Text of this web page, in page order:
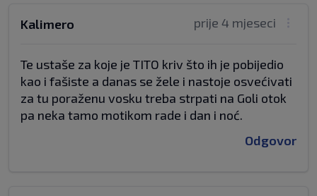
prije 4 mjeseci
Kalimero
Te ustaše za koje je TITO kriv što ih je pobijedio
kao i fašiste a danas se žele i nastoje osvećivati
za tu poraženu vosku treba strpati na Goli otok
pa neka tamo motikom rade i dan i noć.
Odgovor